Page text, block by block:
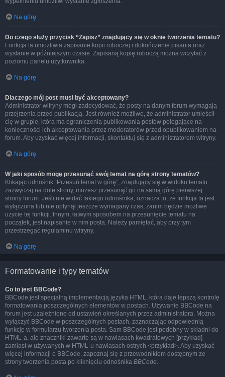
Na górę
Do czego służy przycisk “Zapisz” znajdujący się w oknie tworzenia tematu?
Funkcja ta umożliwia zapisanie kopii roboczej i dokończenie pisania oraz
wysłanie w późniejszym czasie. Zapisaną kopię roboczą można wczytać z
poziomu panelu użytkownika.
Na górę
Dlaczego mój post musi być akceptowany?
Administrator witryny mógł zadecydować, że posty na danym forum wymagają
przejrzenia przed publikacją. Jest również możliwe, że administrator umieścił
cię w grupie, która ma ograniczenia publikowania postów polegające na
konieczności ich akceptowania przez moderatorów przed opublikowaniem na
forum. Aby uzyskać więcej informacji, skontaktuj się z administratorem witryny.
Na górę
W jaki sposób mogę przesunąć swój temat na górę strony tematów?
Klikając odnośnik “Przesuń temat w górę”, znajdujący się w widoku tematu
zazwyczaj na dole strony, możesz przesunąć go na samą górę pierwszej
strony forum. Jeśli nie widać takiego odnośnika, oznacza to, że funkcja ta jest
wyłączona lub nie upłynął jeszcze wymagany czas, zanim będzie możliwe
użycie tej funkcji. Innym, łatwym sposobem na przesunięcie tematu na
początek, jest napisanie w nim posta. Należy pamiętać, aby przy tym
przestrzegać regulaminu witryny.
Na górę
Formatowanie i typy tematów
Co to jest BBCode?
BBCode jest specjalną implementacją języka HTML, która daje lepszą kontrolę
formatowania poszczególnych elementów w postach. Używanie BBCode na
forum jest uzależnione od ustawień określanych przez administratora. Można
wyłączyć BBCode w poszczególnych postach, zaznaczając odpowiednią
funkcję w formularzu tworzenia posta. Sam BBCode jest podobny w składni do
HTML-a, ale znaczniki zawarte są w nawiasach kwadratowych [przykład]
zamiast w używanych w HTML-u nawiasach ostrych <przykład>. Aby uzyskać
więcej informacji o BBCode, zapoznaj się z przewodnikiem dostępnym ze
strony tworzenia posta po kliknięciu odnośnika BBCode.